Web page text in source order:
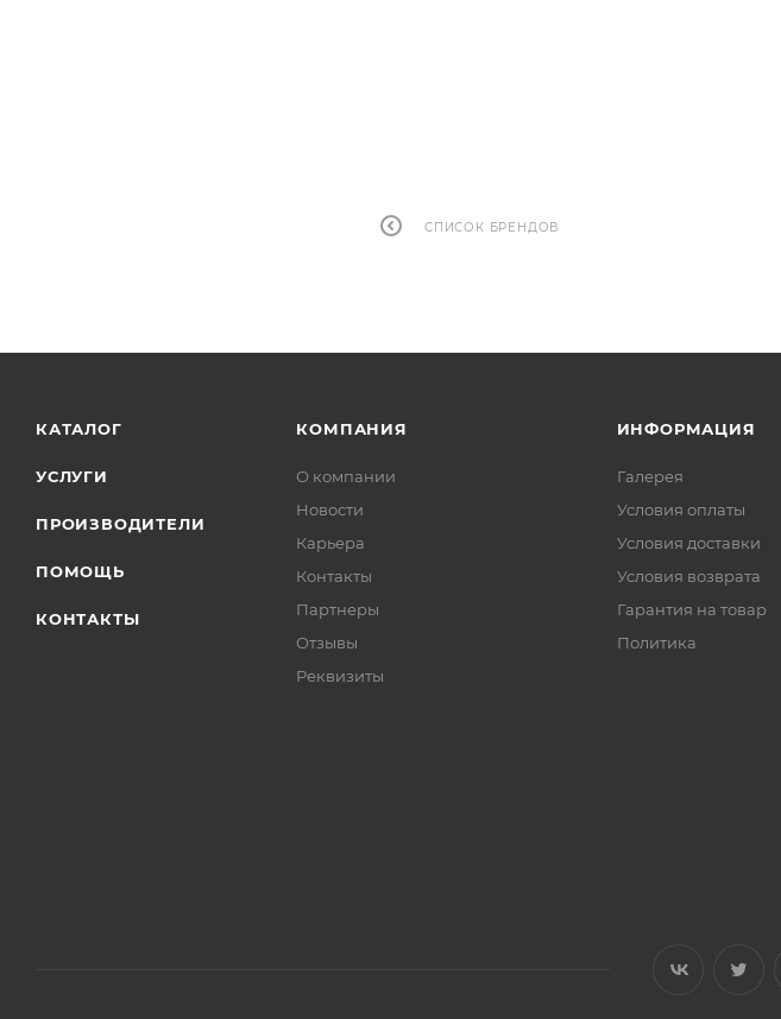
СПИСОК БРЕНДОВ
КАТАЛОГ
УСЛУГИ
ПРОИЗВОДИТЕЛИ
ПОМОЩЬ
КОНТАКТЫ
КОМПАНИЯ
О компании
Новости
Карьера
Контакты
Партнеры
Отзывы
Реквизиты
ИНФОРМАЦИЯ
Галерея
Условия оплаты
Условия доставки
Условия возврата
Гарантия на товар
Политика